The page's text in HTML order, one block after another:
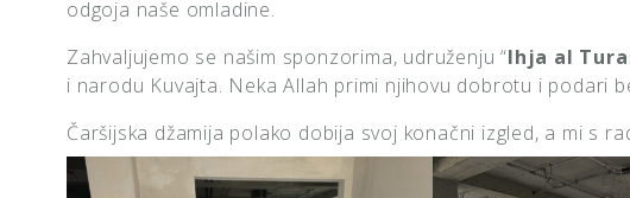
odgoja naše omladine.
Zahvaljujemo se našim sponzorima, udruženju “Ihja al
i narodu Kuvajta. Neka Allah primi njihovu dobrotu i podari
Čaršijska džamija polako dobija svoj konačni izgled, a mi s